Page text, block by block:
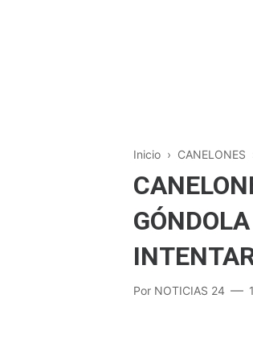
Inicio › CANELONES
Por NOTICIAS 24